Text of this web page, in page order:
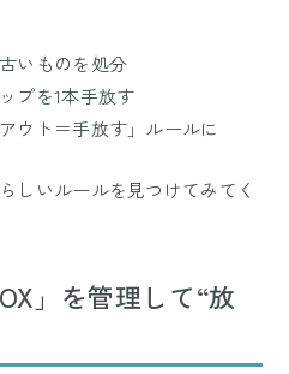
いものを処分
プを1本手放す
ウト＝手放す」ルールに
しいルールを見つけてみてく
」を管理して“放